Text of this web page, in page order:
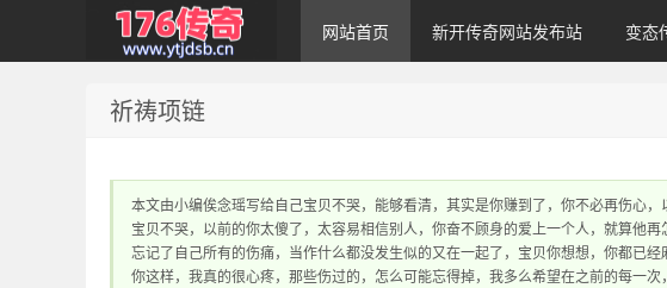
1.76传奇发布网｜
网站首页 新开传奇网站发布站 变态
祈祷项链
本文由小编俟念瑶写给自己宝贝不哭，能够看清，其实是你赚到了，你不必再伤心
宝贝不哭，以前的你太傻了，太容易相信别人，你奋不顾身的爱上一个人，就算他
忘记了自己所有的伤痛，当作什么都没发生似的又在一起了，宝贝你想想，你都已
你这样，我真的很心疼，那些伤过的，怎么可能忘得掉，我多么希望在之前的每一